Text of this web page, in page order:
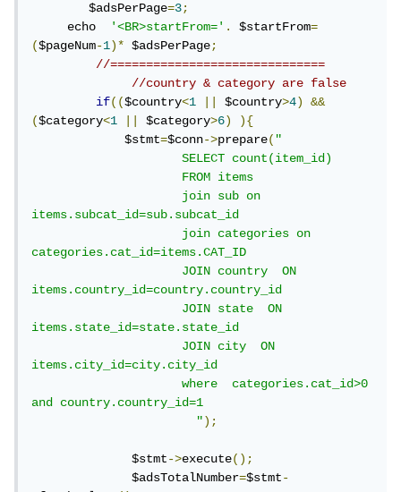
$adsPerPage=3;
echo '<BR>startFrom='. $startFrom=
($pageNum-1)* $adsPerPage;
//==============================
//country & category are false
if(($country<1 || $country>4)
&&
($category<1 || $category>6)
){
$stmt=$conn->prepare("
SELECT count(item_id)
FROM items
join sub on
items.subcat_id=sub.subcat_id
join categories on
categories.cat_id=items.CAT_ID
JOIN country  ON
items.country_id=country.country_id
JOIN state  ON
items.state_id=state.state_id
JOIN city  ON
items.city_id=city.city_id
where  categories.cat_id>0
and country.country_id=1
");
$stmt->execute();
$adsTotalNumber=$stmt-